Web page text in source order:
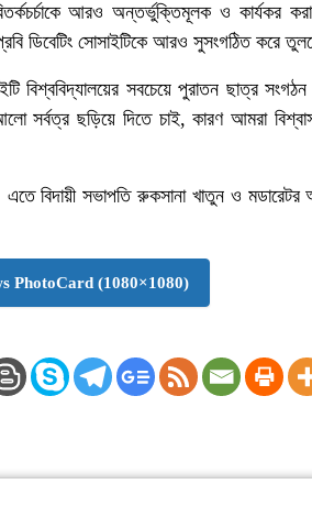
আরও অন্তর্ভুক্তিমূলক ও কার্যকর
ডিবেটিং সোসাইটিকে আরও সুসংগঠিত করে
বিশ্ববিদ্যালয়ের সবচেয়ে পুরাতন ছাত্র
সর্বত্র ছড়িয়ে দিতে চাই, কারণ আমরা
বিদায়ী সভাপতি রুকসানা খাতুন ও
PhotoCard (1080×1080)